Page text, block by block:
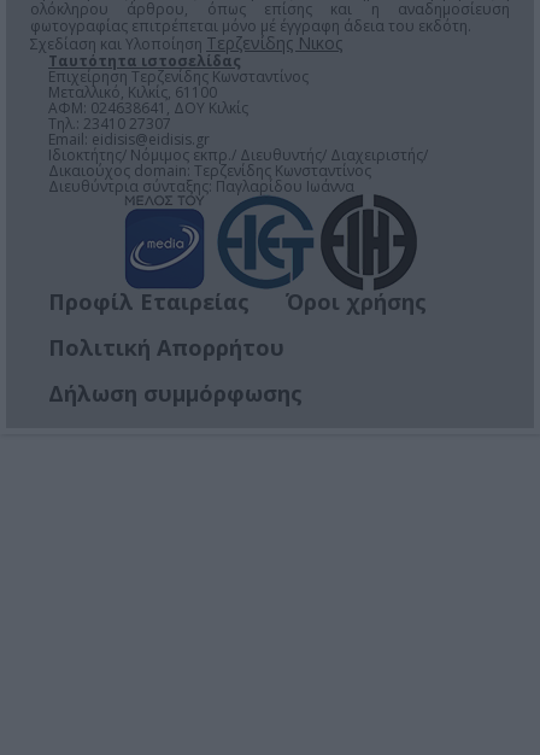
ολόκληρου άρθρου, όπως επίσης και η αναδημοσίευση
φωτογραφίας επιτρέπεται μόνο μέ έγγραφη άδεια του εκδότη.
Σχεδίαση και Υλοποίηση Τερζενίδης Νικος
Ταυτότητα ιστοσελίδας
Επιχείρηση Τερζενίδης Κωνσταντίνος
Μεταλλικό, Κιλκίς, 61100
ΑΦΜ: 024638641, ΔΟΥ Κιλκίς
Τηλ.: 23410 27307
Email: eidisis@eidisis.gr
Ιδιοκτήτης/ Νόμιμος εκπρ./ Διευθυντής/ Διαχειριστής/
Δικαιούχος domain: Τερζενίδης Κωνσταντίνος
Διευθύντρια σύνταξης: Παγλαρίδου Ιωάννα
Προφίλ Εταιρείας
Όροι χρήσης
Πολιτική Απορρήτου
Δήλωση συμμόρφωσης